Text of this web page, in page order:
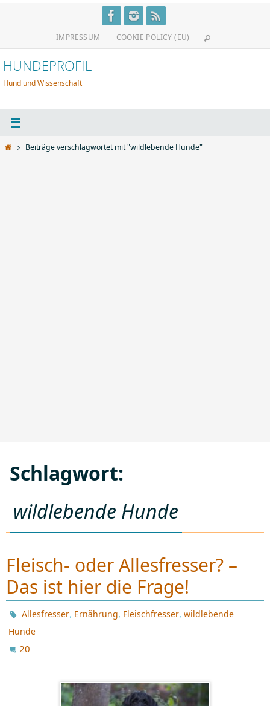
IMPRESSUM COOKIE POLICY (EU)
HUNDEPROFIL
Hund und Wissenschaft
StartBeiträge verschlagwortet mit "wildlebende Hunde"
Schlagwort:
wildlebende Hunde
Fleisch- oder Allesfresser? –
Das ist hier die Frage!
Allesfresser, Ernährung, Fleischfresser,wildlebende
Hunde
20